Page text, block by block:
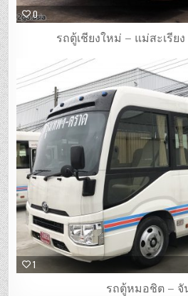
0
รถตู้เชียงใหม่ – แม่สะเรีย
1
รถตู้หมอชิต – จั